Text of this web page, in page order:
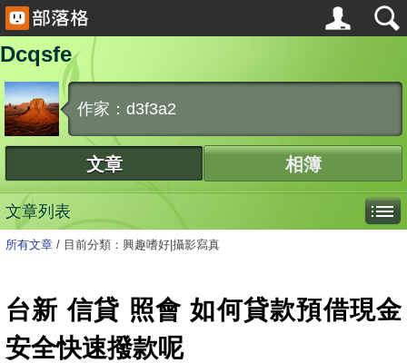
Dcqsfe
作家：d3f3a2
文章 相簿
文章列表
所有文章 / 目前分類：興趣嗜好|攝影寫真
台新 信貸 照會 如何貸款預借現金
安全快速撥款呢